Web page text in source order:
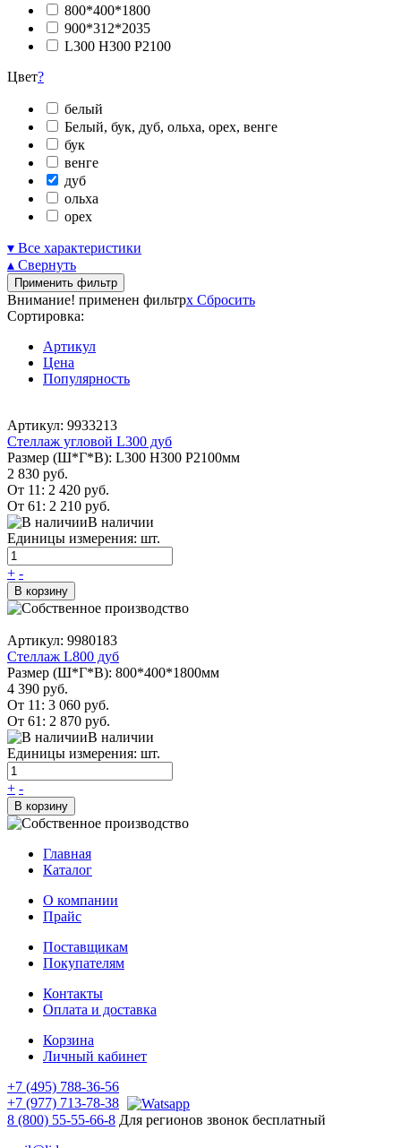
800*400*1800
900*312*2035
L300 H300 P2100
Цвет?
белый
Белый, бук, дуб, ольха, орех, венге
бук
венге
дуб
ольха
орех
▾ Все характеристики
▴ Свернуть
Применить фильтр
Внимание! применен фильтрx Сбросить
Сортировка:
Артикул
Цена
Популярность
Артикул: 9933213
Стеллаж угловой L300 дуб
Размер (Ш*Г*В): L300 H300 P2100мм
2 830 руб.
От 11: 2 420 руб.
От 61: 2 210 руб.
В наличии
Единицы измерения: шт.
+ -
В корзину
Артикул: 9980183
Стеллаж L800 дуб
Размер (Ш*Г*В): 800*400*1800мм
4 390 руб.
От 11: 3 060 руб.
От 61: 2 870 руб.
В наличии
Единицы измерения: шт.
+ -
В корзину
Главная
Каталог
О компании
Прайс
Поставщикам
Покупателям
Контакты
Оплата и доставка
Корзина
Личный кабинет
+7 (495) 788-36-56
+7 (977) 713-78-38
8 (800) 55-55-66-8 Для регионов звонок бесплатный